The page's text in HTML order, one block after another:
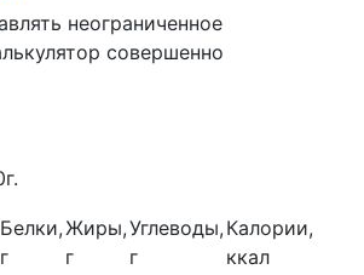
неограниченное
совершенно
Белки,
г
Жиры,
г
Углеводы,
г
Калории,
ккал